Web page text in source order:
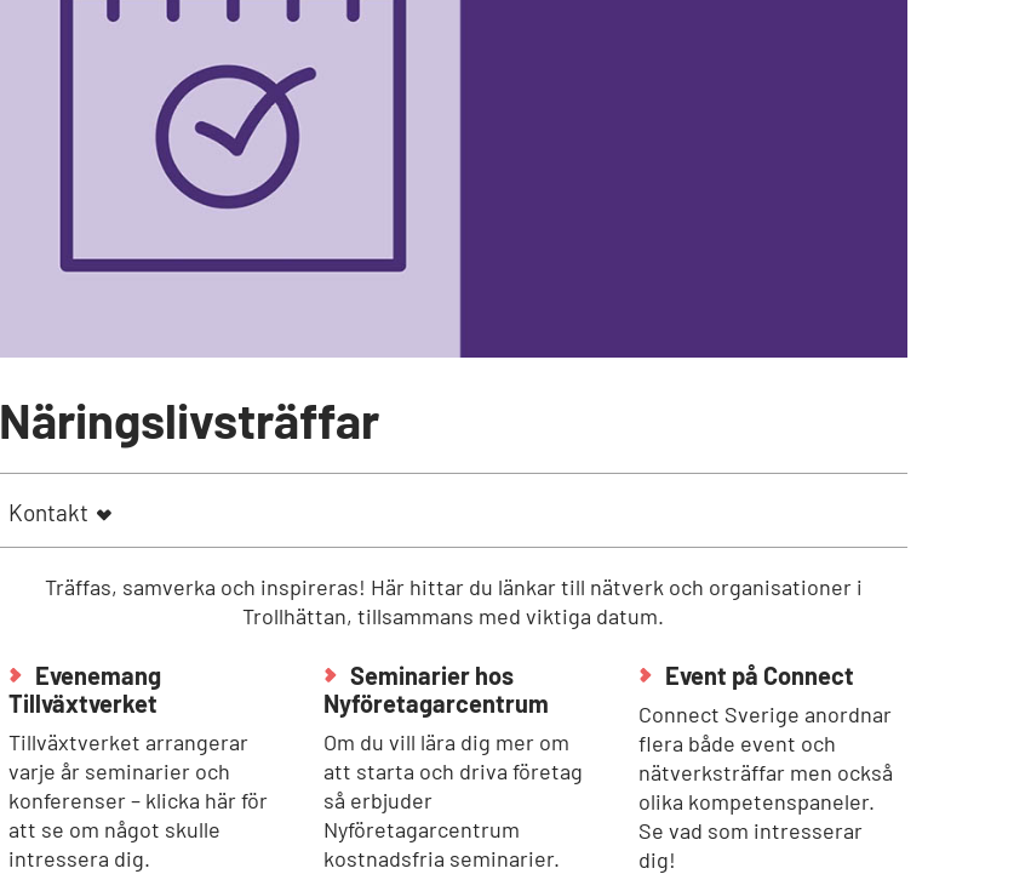
Näringslivsträffar
Kontakt
Träffas, samverka och inspireras! Här hittar du länkar till nätverk och organisationer i
Trollhättan, tillsammans med viktiga datum.
Evenemang
Tillväxtverket
Tillväxtverket arrangerar
varje år seminarier och
konferenser – klicka här för
att se om något skulle
intressera dig.
Seminarier hos
Nyföretagarcentrum
Om du vill lära dig mer om
att starta och driva företag
så erbjuder
Nyföretagarcentrum
kostnadsfria seminarier.
Event på Connect
Connect Sverige anordnar
flera både event och
nätverksträffar men också
olika kompetenspaneler.
Se vad som intresserar
dig!